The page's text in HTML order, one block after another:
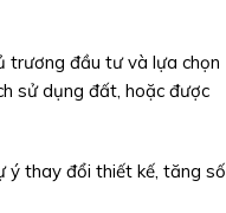
trương đầu tư và lựa chọn
sử dụng đất, hoặc được
ý thay đổi thiết kế, tăng số